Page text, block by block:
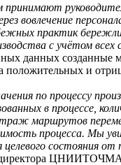
вовлечение
практик
с учётом всех
данных
и
по процессу
в процессе,
маршрутов
процесса. Мы
состояния от
директора